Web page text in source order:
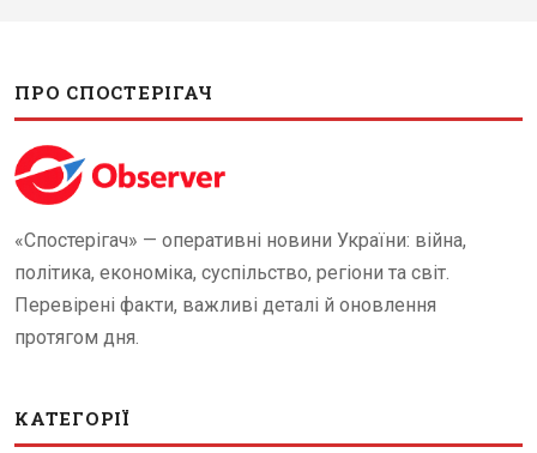
ПРО СПОСТЕРІГАЧ
«Спостерігач» — оперативні новини України: війна,
політика, економіка, суспільство, регіони та світ.
Перевірені факти, важливі деталі й оновлення
протягом дня.
КАТЕГОРІЇ